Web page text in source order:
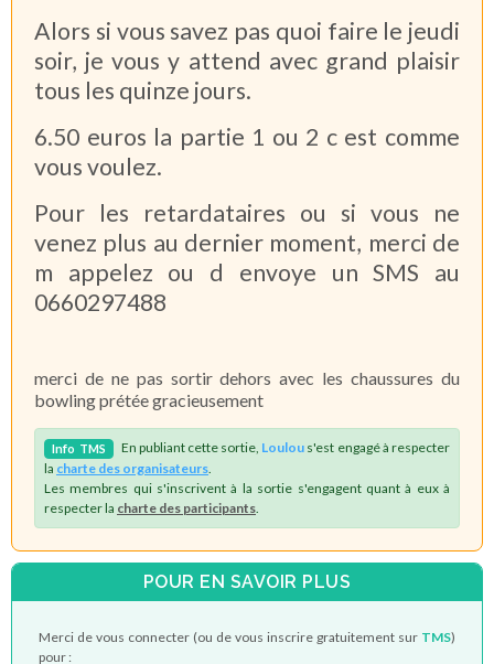
Alors si vous savez pas quoi faire le jeudi
soir, je vous y attend avec grand plaisir
tous les quinze jours.
6.50 euros la partie 1 ou 2 c est comme
vous voulez.
Pour les retardataires ou si vous ne
venez plus au dernier moment, merci de
m appelez ou d envoye un SMS au
0660297488
merci de ne pas sortir dehors avec les chaussures du
bowling prétée gracieusement
Info TMS En publiant cette sortie, Loulou s'est engagé à respecter
la charte des organisateurs
Les membres qui s'inscrivent à la sortie s'engagent quant à eux à
respecter la charte des participants
POUR EN SAVOIR PLUS
Merci de vous connecter (ou de vous inscrire gratuitement sur TMS)
pour :